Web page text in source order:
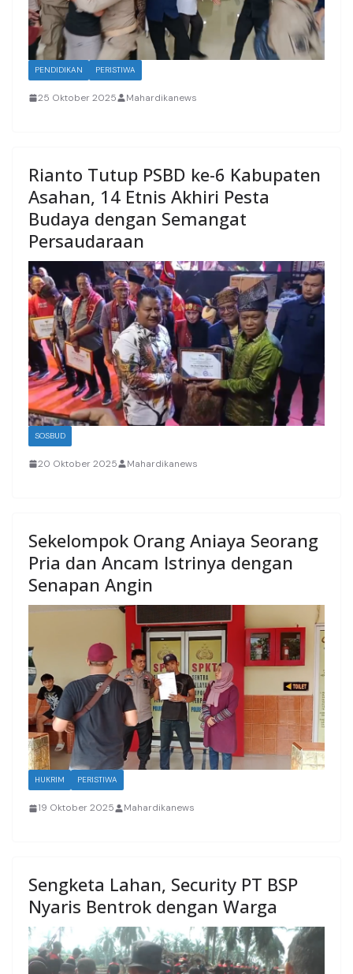
PENDIDIKAN PERISTIWA
25 Oktober 2025 Mahardikanews
Rianto Tutup PSBD ke-6 Kabupaten
Asahan, 14 Etnis Akhiri Pesta
Budaya dengan Semangat
Persaudaraan
SOSBUD
20 Oktober 2025 Mahardikanews
Sekelompok Orang Aniaya Seorang
Pria dan Ancam Istrinya dengan
Senapan Angin
HUKRIM PERISTIWA
19 Oktober 2025 Mahardikanews
Sengketa Lahan, Security PT BSP
Nyaris Bentrok dengan Warga